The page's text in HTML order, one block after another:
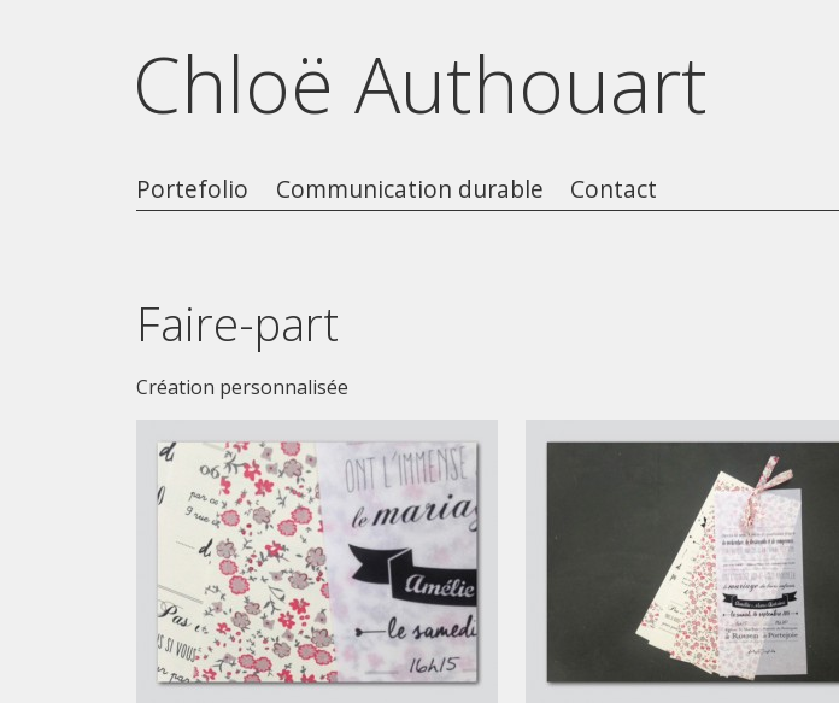
Chloë Authouart
Portefolio Communication durable Contact
Faire-part
Création personnalisée